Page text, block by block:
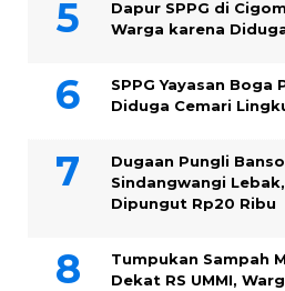
Dapur SPPG di
Warga karena
SPPG Yayasan Boga
Diduga Cemari
Dugaan Pungli
Sindangwangi
Dipungut Rp20 Ribu
Tumpukan Sampah
Dekat RS UMMI,